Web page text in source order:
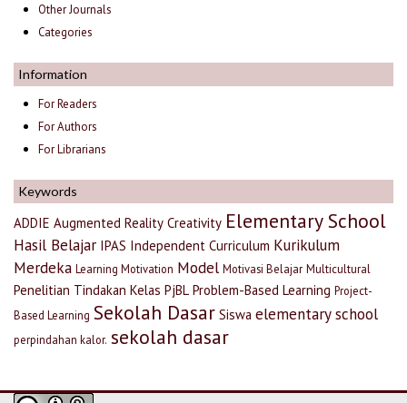
Other Journals
Categories
Information
For Readers
For Authors
For Librarians
Keywords
ADDIE Augmented Reality Creativity Elementary School
Hasil Belajar IPAS Independent Curriculum Kurikulum
Merdeka Learning Motivation Model Motivasi Belajar Multicultural
Penelitian Tindakan Kelas PjBL Problem-Based Learning Project-
Based Learning Sekolah Dasar Siswa elementary school
perpindahan kalor. sekolah dasar